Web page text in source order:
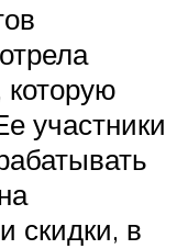
участники
скидки, в